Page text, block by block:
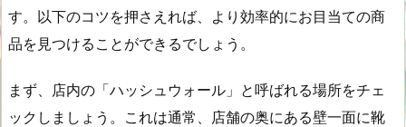
す。以下のコツを押さえれば、より効率的にお目当ての商
品を見つけることができるでしょう。
まず、店内の「ハッシュウォール」と呼ばれる場所をチェ
ックしましょう。これは通常、店舗の奥にある壁一面に靴